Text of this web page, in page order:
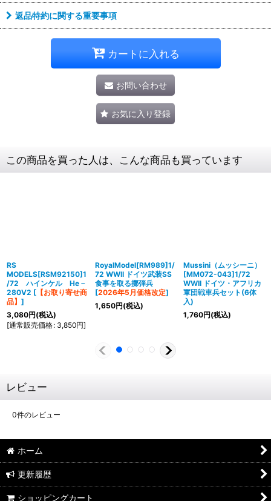
返品特約に関する重要事項
カートに入れる
お問い合わせ
お気に入り登録
この商品を買った人は、こんな商品も買っています
RS
MODELS[RSM92150]1
/72 ハインケル He－
280V2 [ 【お取り寄せ商
品】 ]
3,080円(税込)
[通常販売価格: 3,850円]
RoyalModel[RM989]1/
72 WWII ドイツ武装SS
食事を取る擲弾兵
[2026年5月価格改定]
1,650円(税込)
Mussini（ムッシーニ）
[MM072-043]1/72
WWII ドイツ・アフリカ
軍団戦車兵セット(6体
入)
1,760円(税込)
レビュー
0件のレビュー
ホーム
更新履歴
ショッピングカート